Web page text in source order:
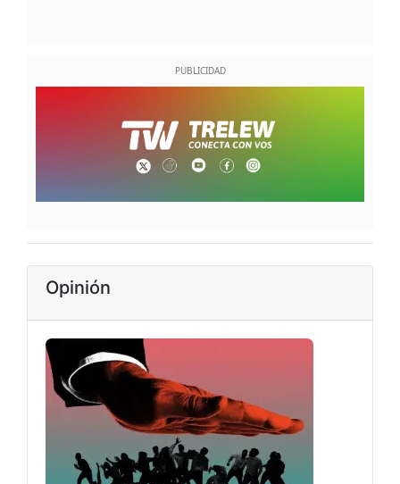
Opinión